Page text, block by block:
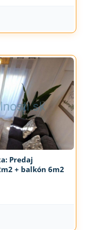
Predaj
+ balkón 6m2